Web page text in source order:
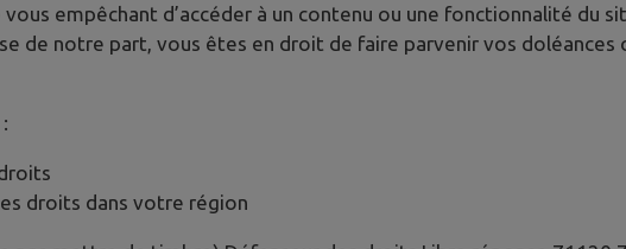
empêchant d’accéder à un contenu ou une fonctionnalité du
de notre part, vous êtes en droit de faire parvenir vos doléances
droits dans votre région